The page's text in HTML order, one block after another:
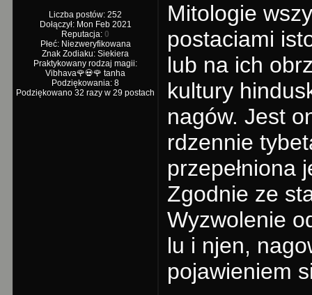
Liczba postów: 252
Dołączył: Mon Feb 2021
Reputacja: 0
Płeć: Niezweryfikowana
Znak Zodiaku: Siekiera
Praktykowany rodzaj magii:
Vibhava🌹💀🌹 tanha
Podziękowania: 8
Podziękowano 32 razy w 29 postach
Mitologie
postaciami
lub na ich
kultury
nagów. Jest
rdzennie
przepełniona
Zgodnie ze
Wyzwolenie
lu i njen,
pojawieniem